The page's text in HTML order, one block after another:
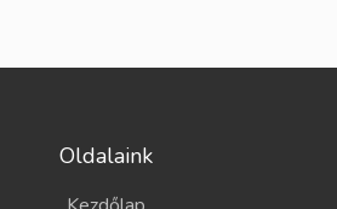
Oldalaink